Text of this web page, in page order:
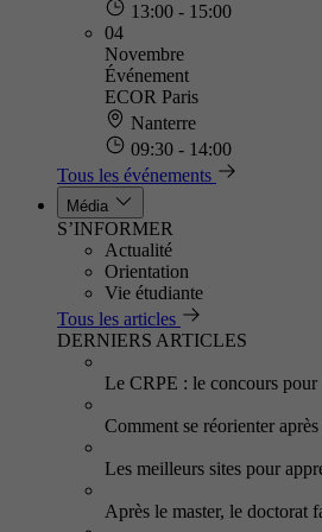
13:00 - 15:00
04
Novembre
Événement
ECOR Paris
Nanterre
09:30 - 14:00
Tous les événements
Média
S’INFORMER
Actualité
Orientation
Vie étudiante
Tous les articles
DERNIERS ARTICLES
Le CRPE : le concours pour
Comment se réorienter
Les meilleurs sites pour
Après le master, le doctorat